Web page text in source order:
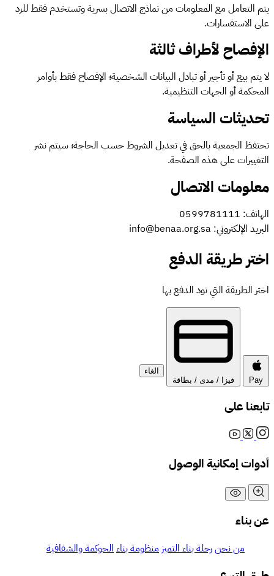
يتم التعامل مع المعلومات من نماذج الاتصال بسرية وتستخدم فقط للرد
على الاستفسارات.
الإفصاح لأطراف ثالثة
لا يتم بيع أو تأجير أو تبادل البيانات الشخصية؛ الإفصاح فقط بأوامر
المحكمة أو الجهات التنظيمية.
تحديثات السياسة
تحتفظ الجمعية بالحق في تعديل الشروط حسب الحاجة؛ سيتم نشر
التغييرات على هذه الصفحة.
معلومات الاتصال
الهاتف: 0599781111
البريد الإلكتروني: info@benaa.org.sa
اختر طريقة الدفع
اختر الطريقة التي تود الدفع بها
Pay فيزا / مدى / بطاقة
الغاء
تابعنا على
أدوات إمكانية الوصول
عن بناء
من نحنرحلة بناء التميز منظومة بناءالحوكمة والشفافية